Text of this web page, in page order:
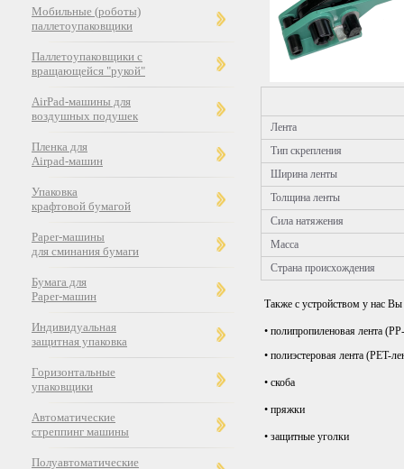
Мобильные (роботы)
паллетоупаковщики
Паллетоупаковщики с
вращающейся "рукой"
AirPad-машины для
воздушных подушек
Пленка для
Airpad-машин
Упаковка
крафтовой бумагой
Paper-машины
для сминания бумаги
Бумага для
Paper-машин
Индивидуальная
защитная упаковка
Горизонтальные
упаковщики
Автоматические
стреппинг машины
Полуавтоматические
Лента
Тип скрепления
Ширина ленты
Толщина ленты
Сила натяжения
Масса
Страна происхождения
Также с устройством у нас
• полипропиленовая лента
• полиэстеровая лента (PET-
• скоба
• пряжки
• защитные уголки